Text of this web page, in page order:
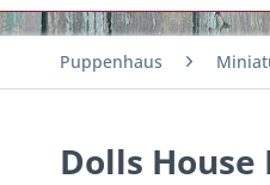
Puppenhaus
Dolls